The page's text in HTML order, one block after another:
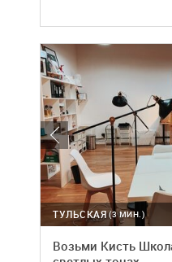
(3 МИН.)
ТУЛЬСКАЯ
Возьми Кисть